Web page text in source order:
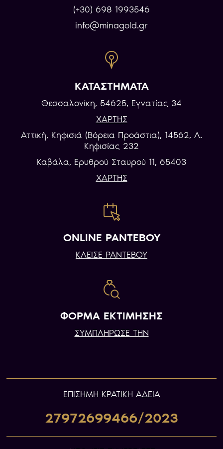
(+30) 698 1993546
info@minagold.gr
ΚΑΤΑΣΤΗΜΑΤΑ
Θεσσαλονίκη, 54625, Εγνατίας 34
ΧΑΡΤΗΣ
Αττική, Κηφισιά (Βόρεια Προάστια), 14562, Λ.
Κηφισίας 232
Καβάλα, Eρυθρού Σταυρού 11, 65403
ΧΑΡΤΗΣ
ONLINE ΡΑΝΤΕΒΟΥ
ΚΛΕΙΣΕ ΡΑΝΤΕΒΟΥ
ΦΟΡΜΑ ΕΚΤΙΜΗΣΗΣ
ΣΥΜΠΛΗΡΩΣΕ ΤΗΝ
ΕΠIΣΗΜΗ ΚΡΑΤΙΚΗ ΑΔΕΙΑ
27972699466/2023